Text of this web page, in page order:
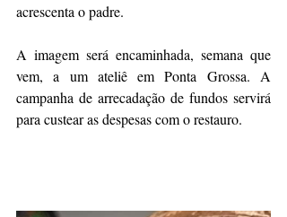
acrescenta o padre.
A imagem será encaminhada, semana que
vem, a um ateliê em Ponta Grossa. A
campanha de arrecadação de fundos servirá
para custear as despesas com o restauro.